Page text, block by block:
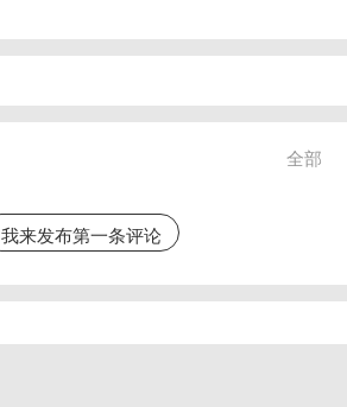
全部
我来发布第一条评论